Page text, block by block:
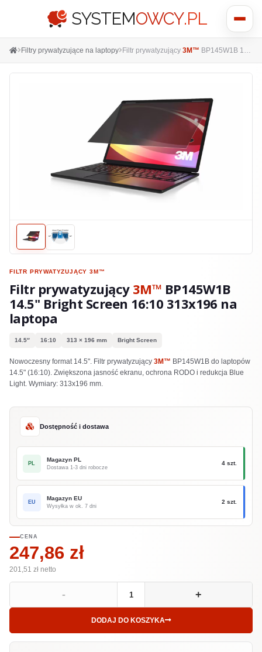
Pokaż
menu
SYSTEMOWCY.PL
Filtry prywatyzujące na laptopy Filtr prywatyzujący 3M™ BP145W1B 14.5" Bright Screen 16:10 313x196 na laptopa
FILTR PRYWATYZUJĄCY3M™
Filtr prywatyzujący 3M™ BP145W1B
14.5" Bright Screen 16:10 313x196 na
laptopa
14.5″ 16:10 313 × 196 mm Bright Screen
Nowoczesny format 14.5". Filtr prywatyzujący 3M™ BP145W1B do laptopów
14.5" (16:10). Zwiększona jasność ekranu, ochrona RODO i redukcja Blue
Light. Wymiary: 313x196 mm.
Dostępność i dostawa
PL
Magazyn PL
Dostawa 1-3 dni robocze
4 szt.
EU
Magazyn EU
Wysyłka w ok. 7 dni
2 szt.
CENA
247,86 zł
201,51 zł netto
- +
DODAJ DO KOSZYKA